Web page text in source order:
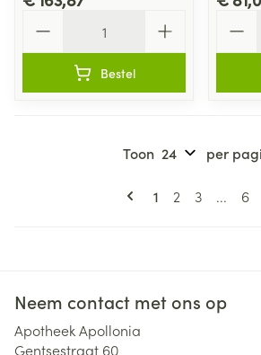
Bestel
Pagina's
U lees
1 Pagina
2 Pagina
3 ... 6
Toon per
Neem contact met ons op
Apotheek Apollonia
Gentsestraat 60